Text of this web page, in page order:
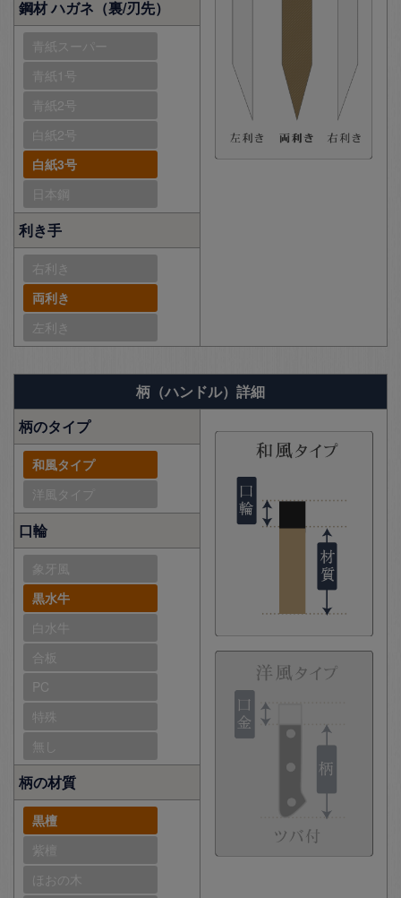
鋼材 ハガネ（裏/刃先）
青紙スーパー
青紙1号
青紙2号
白紙2号
白紙3号
日本鋼
利き手
右利き
両利き
左利き
柄（ハンドル）詳細
柄のタイプ
和風タイプ
洋風タイプ
口輪
象牙風
黒水牛
白水牛
合板
PC
特殊
無し
柄の材質
黒檀
紫檀
ほおの木